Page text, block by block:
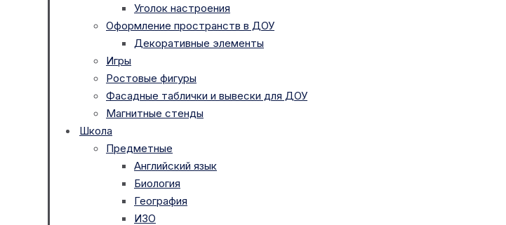
Уголок настроения
Оформление пространств в ДОУ
Декоративные элементы
Игры
Ростовые фигуры
Фасадные таблички и вывески для ДОУ
Магнитные стенды
Школа
Предметные
Английский язык
Биология
География
ИЗО